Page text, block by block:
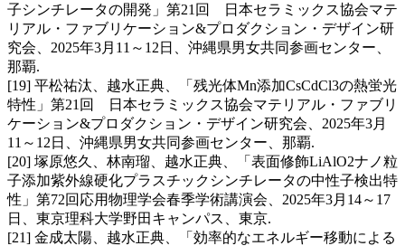
子シンチレータの開発」第21回 日本セラミックス協会マテ
リアル・ファブリケーション&プロダクション・デザイン研
究会、2025年3月11～12日、沖縄県男女共同参画センター、
那覇.
[19] 平松祐汰、越水正典、「残光体Mn添加CsCdCl3の熱蛍光
特性」第21回 日本セラミックス協会マテリアル・ファブリ
ケーション&プロダクション・デザイン研究会、2025年3月
11～12日、沖縄県男女共同参画センター、那覇.
[20] 塚原悠久、林南瑠、越水正典、「表面修飾LiAlO2ナノ粒
子添加紫外線硬化プラスチックシンチレータの中性子検出特
性」第72回応用物理学会春季学術講演会、2025年3月14～17
日、東京理科大学野田キャンパス、東京.
[21] 金成太陽、越水正典、「効率的なエネルギー移動による